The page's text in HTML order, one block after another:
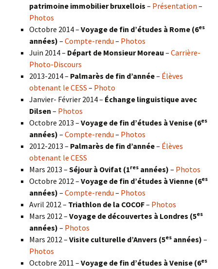
patrimoine immobilier bruxellois – Présentation –
Photos
Octobre 2014 – Voyage de fin d’études à Rome (6es
années) – Compte-rendu – Photos
Juin 2014 – Départ de Monsieur Moreau – Carrière-
Photo-Discours
2013-2014 – Palmarès de fin d’année– Élèves
obtenant le CESS – Photo
Janvier- Février 2014 – Échange linguistique avec
Dilsen – Photos
Octobre 2013 – Voyage de fin d’études à Venise (6es
années) – Compte-rendu – Photos
2012-2013 – Palmarès de fin d’année– Élèves
obtenant le CESS
Mars 2013 – Séjour à Ovifat (1res années) – Photos
Octobre 2012 – Voyage de fin d’études à Vienne (6es
années) – Compte-rendu – Photos
Avril 2012 – Triathlon de la COCOF– Photos
Mars 2012 – Voyage de découvertes à Londres (5es
années) – Photos
Mars 2012 – Visite culturelle d’Anvers (5es années) –
Photos
Octobre 2011 – Voyage de fin d’études à Venise (6es